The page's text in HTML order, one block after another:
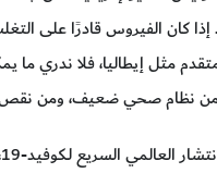
إذا كان الفيروس قادرًا على
مثل إيطاليا، فلا ندري ما
من نظام صحي ضعيف، ومن نقص